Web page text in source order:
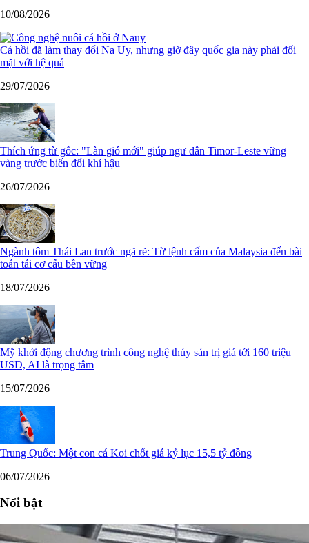
10/08/2026
Cá hồi đã làm thay đổi Na Uy, nhưng giờ đây quốc gia này phải đối
mặt với hệ quả
29/07/2026
Thích ứng từ gốc: "Làn gió mới" giúp ngư dân Timor-Leste vững
vàng trước biến đổi khí hậu
26/07/2026
Ngành tôm Thái Lan trước ngã rẽ: Từ lệnh cấm của Malaysia đến bài
toán tái cơ cấu bền vững
18/07/2026
Mỹ khởi động chương trình công nghệ thủy sản trị giá tới 160 triệu
USD, AI là trọng tâm
15/07/2026
Trung Quốc: Một con cá Koi chốt giá kỷ lục 15,5 tỷ đồng
06/07/2026
Nổi bật